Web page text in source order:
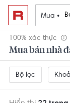
Mua •
100% xác thực
Bộ lọc